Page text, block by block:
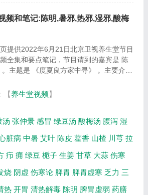
频和笔记:陈明,暑邪,热邪,湿邪,酸梅
提供2022年6月21日北京卫视养生堂节目
全集和要点笔记，节目请到的嘉宾是 陈
。主题是 《度夏良方家中寻》 。主要介绍
，百年养生网提供视频全集的在线观看和
【养生堂视频】
汤 张仲景 感冒 绿豆汤 酸梅汤 腹泻 湿
脏病 中暑 艾叶 陈皮 藿香 山楂 川芎 拉
疖 痈 绿豆 栀子 生姜 甘草 大蒜 伤寒
烧 阴虚 伤寒论 脾胃 脾胃虚寒 乏力 三
热 开胃 清热解毒 陈明 脾胃虚弱 药膳